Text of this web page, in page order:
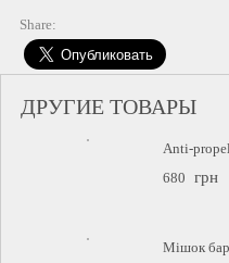
Share:
ДРУГИЕ ТОВАРЫ
Anti-
680 грн
Мішок